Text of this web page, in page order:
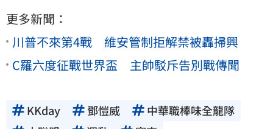
更多新聞：
川普不來第4戰 維安管制拒解禁被轟掃興
C羅六度征戰世界盃 主帥駁斥告別戰傳聞
KKday 鄧愷威
中華職棒味全龍隊